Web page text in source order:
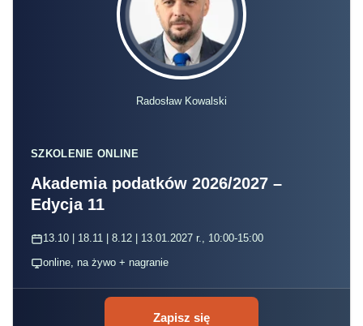
Radosław Kowalski
SZKOLENIE ONLINE
Akademia podatków 2026/2027 –
Edycja 11
13.10 | 18.11 | 8.12 | 13.01.2027 r., 10:00-15:00
online, na żywo + nagranie
Zapisz się